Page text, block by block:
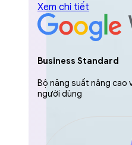
Xem chi tiết
Business Standard
Bộ năng suất nâng cao
người dùng